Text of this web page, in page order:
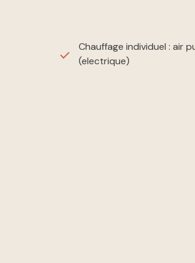
Chauffage individuel : air
(electrique)